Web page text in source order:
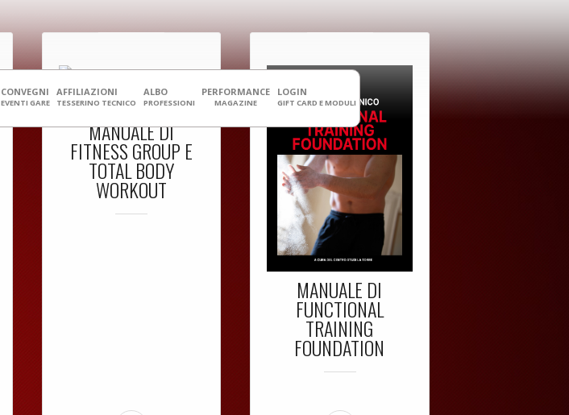
CONVEGNI
EVENTI GARE
AFFILIAZIONI
TESSERINO TECNICO
ALBO
PROFESSIONI
PERFORMANCE
MAGAZINE
LOGIN
GIFT CARD E MODULI
MANUALE DI
FITNESS GROUP E
TOTAL BODY
WORKOUT
MANUALE DI
FUNCTIONAL
TRAINING
FOUNDATION